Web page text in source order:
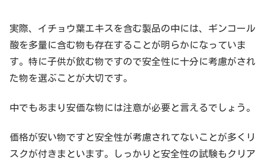
実際、イチョウ葉エキスを含む製品の中には、ギンコール
酸を多量に含む物も存在することが明らかになっていま
す。特に子供が飲む物ですので安全性に十分に考慮がされ
た物を選ぶことが大切です。
中でもあまり安価な物には注意が必要と言えるでしょう。
価格が安い物ですと安全性が考慮されてないことが多くリ
スクが付きまといます。しっかりと安全性の試験もクリア